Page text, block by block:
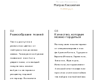
Матрас Кассиопея
Матрас Кассиопея
94 100 руб.
02
Разнообразие тканей
Ткань доступна в
различных цветах: от
нейтральных до самых
смелых. Такое разнообразие
позволяет нам быть
уверенными, что каждый
покупатель сможет
выбрать материал и
расцветку под свой
интерьер. Вы можете
03
Качество, которым
можно гордиться
Мы получаем наш материал
от специализированных
фабрик из Китая, Турции и
Европы (Италия, Германия,
Бельгия, Франция,
Испания), которые имеют
большой опыт в создании
прочных и износостойких
тканей для мягкой мебели.